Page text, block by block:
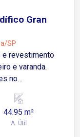
Gran
SP
e revestimento
e varanda.
no
veículo de
festas.
44.95 m²
A. Útil